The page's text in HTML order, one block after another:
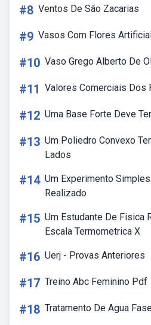
#8 Ventos De São Zacarias
#9 Vasos Com Flores
#10 Vaso Grego Alberto De
#11 Valores Comerciais Dos
#12 Uma Base Forte Deve
#13 Um Poliedro Convexo
Lados
#14 Um Experimento
Realizado
#15 Um Estudante De Fisica
Escala Termometrica X
#16 Uerj - Provas Anteriores
#17 Treino Abc Feminino Pdf
#18 Tratamento De Agua